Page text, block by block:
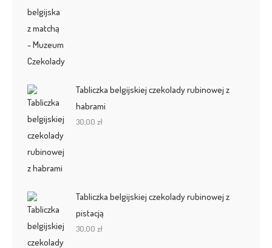
Tabliczka belgijskiej czekolady rubinowej z
habrami
30,00 zł
Tabliczka belgijskiej czekolady rubinowej z
pistacją
30,00 zł